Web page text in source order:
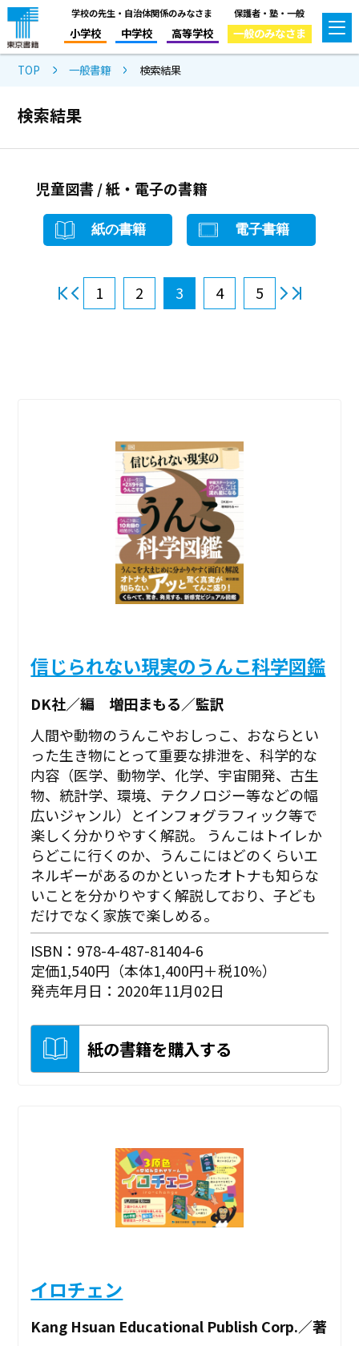
学校の先生・自治体関係のみなさま
小学校 中学校 高等学校
保護者・塾・一般
一般のみなさま
TOP 一般書籍 検索結果
検索結果
児童図書 / 紙・電子の書籍
紙の書籍 電子書籍
1 2 3 4 5
信じられない現実のうんこ科学図鑑
DK社／編 増田まもる／監訳
人間や動物のうんこやおしっこ、おならとい
った生き物にとって重要な排泄を、科学的な
内容（医学、動物学、化学、宇宙開発、古生
物、統計学、環境、テクノロジー等などの幅
広いジャンル）とインフォグラフィック等で
楽しく分かりやすく解説。 うんこはトイレか
らどこに行くのか、うんこにはどのくらいエ
ネルギーがあるのかといったオトナも知らな
いことを分かりやすく解説しており、子ども
だけでなく家族で楽しめる。
ISBN：978-4-487-81404-6
定価1,540円（本体1,400円＋税10%）
発売年月日：2020年11月02日
紙の書籍を購入する
イロチェン
Kang Hsuan Educational Publish Corp.／著